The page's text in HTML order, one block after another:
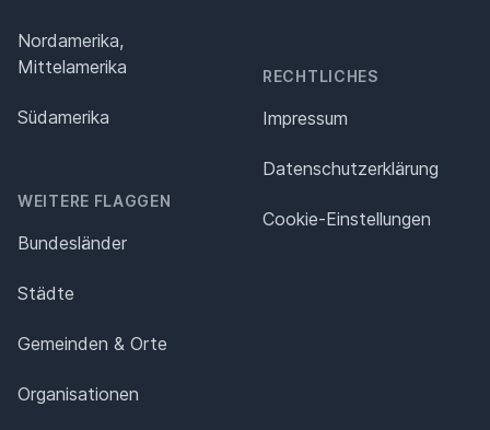
Nordamerika,
Mittelamerika
Südamerika
WEITERE FLAGGEN
Bundesländer
Städte
Gemeinden & Orte
Organisationen
RECHTLICHES
Impressum
Datenschutz­erklärung
Cookie-Einstellungen